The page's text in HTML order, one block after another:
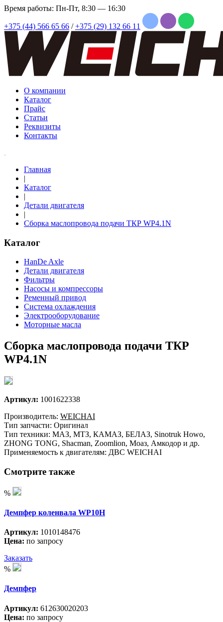
Время работы: Пн-Пт, 8:30 — 16:30
+375 (44) 566 65 66 / +375 (29) 132 66 11
О компании
Каталог
Прайс
Статьи
Реквизиты
Контакты
Главная
|
Каталог
|
Детали двигателя
|
Сборка маслопровода подачи ТКР WP4.1N
Каталог
HanDe Axle
Детали двигателя
Фильтры
Насосы и компрессоры
Ременный привод
Система охлаждения
Электрооборудование
Моторные масла
Сборка маслопровода подачи ТКР
WP4.1N
Артикул: 1001622338
Производитель: WEICHAI
Тип запчасти: Оригинал
Тип техники: МАЗ, МТЗ, КАМАЗ, БЕЛАЗ, Sinotruk Howo,
ZHONG TONG, Shacman, Zoomlion, Моаз, Амкодор и др.
Применяемость к двигателям: ДВС WEICHAI
Смотрите также
%
Демпфер коленвала WP10H
Артикул: 1010148476
Цена: по запросу
Заказать
%
Демпфер
Артикул: 612630020203
Цена: по запросу